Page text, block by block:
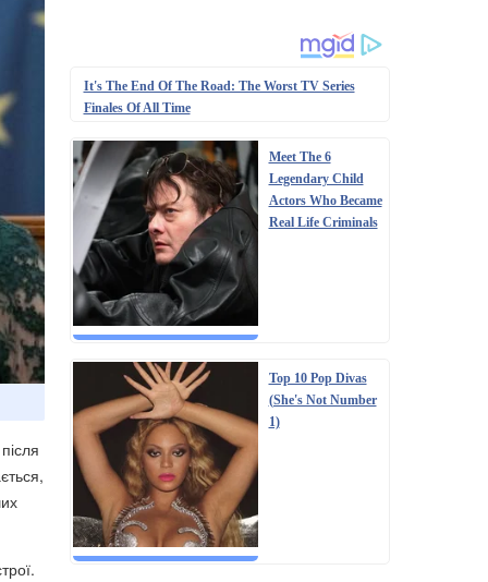
It's The End Of The Road: The Worst TV Series
Finales Of All Time
Meet The 6
Legendary Child
Actors Who Became
Real Life Criminals
Top 10 Pop Divas
(She's Not Number
1)